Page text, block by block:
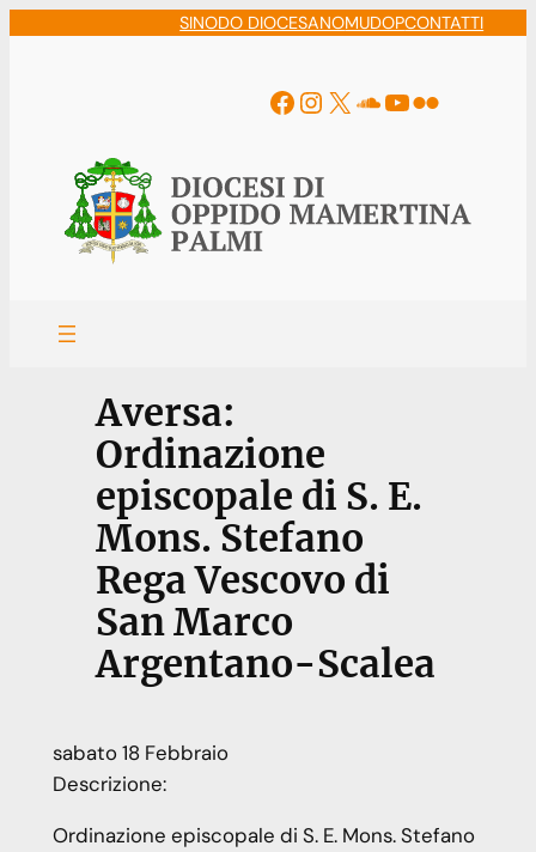
SINODO DIOCESANOMUDOPCONTATTI
Facebook
Instagram
X Soundcloud
YouTube
Flickr
Aversa:
Ordinazione
episcopale di S. E.
Mons. Stefano
Rega Vescovo di
San Marco
Argentano-Scalea
sabato18 Febbraio
Descrizione:
Ordinazione episcopale di S. E. Mons. Stefano